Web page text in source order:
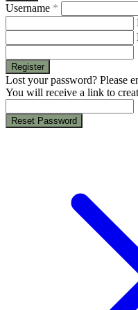
Username *
Register
Lost your password? Please
You will receive a link to
Reset Password